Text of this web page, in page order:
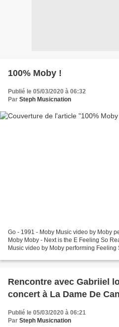
100% Moby !
Publié le 05/03/2020 à 06:32
Par Steph Musicnation
Go - 1991 - Moby Music video by Moby
Moby Moby - Next is the E Feeling So
Music video by Moby performing
Rencontre avec Gabriiel
concert à La Dame De
Publié le 05/03/2020 à 06:21
Par Steph Musicnation